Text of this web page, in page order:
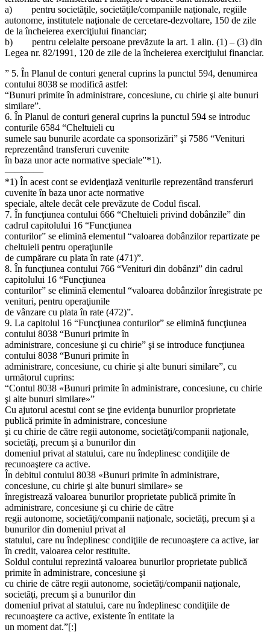
a) pentru societăţile, societăţile/companiile naţionale, regiile
autonome, institutele naţionale de cercetare-dezvoltare, 150 de zile
de la încheierea exerciţiului financiar;
b) pentru celelalte persoane prevăzute la art. 1 alin. (1) – (3) din
Legea nr. 82/1991, 120 de zile de la încheierea exerciţiului financiar.
” 5. În Planul de conturi general cuprins la punctul 594, denumirea
contului 8038 se modifică astfel:
“Bunuri primite în administrare, concesiune, cu chirie şi alte bunuri
similare”.
6. În Planul de conturi general cuprins la punctul 594 se introduc
conturile 6584 “Cheltuieli cu
sumele sau bunurile acordate ca sponsorizări” şi 7586 “Venituri
reprezentând transferuri cuvenite
în baza unor acte normative speciale”*1).
————
*1) În acest cont se evidenţiază veniturile reprezentând transferuri
cuvenite în baza unor acte normative
speciale, altele decât cele prevăzute de Codul fiscal.
7. În funcţiunea contului 666 “Cheltuieli privind dobânzile” din
cadrul capitolului 16 “Funcţiunea
conturilor” se elimină elementul “valoarea dobânzilor repartizate pe
cheltuieli pentru operaţiunile
de cumpărare cu plata în rate (471)”.
8. În funcţiunea contului 766 “Venituri din dobânzi” din cadrul
capitolului 16 “Funcţiunea
conturilor” se elimină elementul “valoarea dobânzilor înregistrate pe
venituri, pentru operaţiunile
de vânzare cu plata în rate (472)”.
9. La capitolul 16 “Funcţiunea conturilor” se elimină funcţiunea
contului 8038 “Bunuri primite în
administrare, concesiune şi cu chirie” şi se introduce funcţiunea
contului 8038 “Bunuri primite în
administrare, concesiune, cu chirie şi alte bunuri similare”, cu
următorul cuprins:
“Contul 8038 «Bunuri primite în administrare, concesiune, cu chirie
şi alte bunuri similare»”
Cu ajutorul acestui cont se ţine evidenţa bunurilor proprietate
publică primite în administrare, concesiune
şi cu chirie de către regii autonome, societăţi/companii naţionale,
societăţi, precum şi a bunurilor din
domeniul privat al statului, care nu îndeplinesc condiţiile de
recunoaştere ca active.
În debitul contului 8038 «Bunuri primite în administrare,
concesiune, cu chirie şi alte bunuri similare» se
înregistrează valoarea bunurilor proprietate publică primite în
administrare, concesiune şi cu chirie de către
regii autonome, societăţi/companii naţionale, societăţi, precum şi a
bunurilor din domeniul privat al
statului, care nu îndeplinesc condiţiile de recunoaştere ca active, iar
în credit, valoarea celor restituite.
Soldul contului reprezintă valoarea bunurilor proprietate publică
primite în administrare, concesiune şi
cu chirie de către regii autonome, societăţi/companii naţionale,
societăţi, precum şi a bunurilor din
domeniul privat al statului, care nu îndeplinesc condiţiile de
recunoaştere ca active, existente în entitate la
un moment dat.”[:]